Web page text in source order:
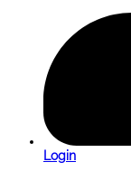
Login